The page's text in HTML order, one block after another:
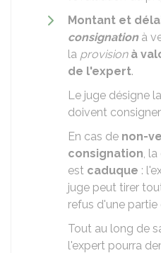
Montant et
consignationà
la provision à
de l'expert.
Le juge désigne
doivent
En cas de non-
consignation,
est caduque :
juge peut tirer
refus d'une partie
Tout au long de
l'expert pourra